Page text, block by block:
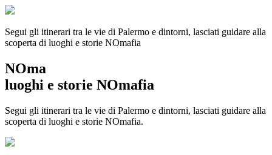
Segui gli itinerari tra le vie di Palermo e dintorni, lasciati guidare alla
scoperta di luoghi e storie NOmafia
NOma
luoghi e storie NOmafia
Segui gli itinerari tra le vie di Palermo e dintorni, lasciati guidare alla
scoperta di luoghi e storie NOmafia.